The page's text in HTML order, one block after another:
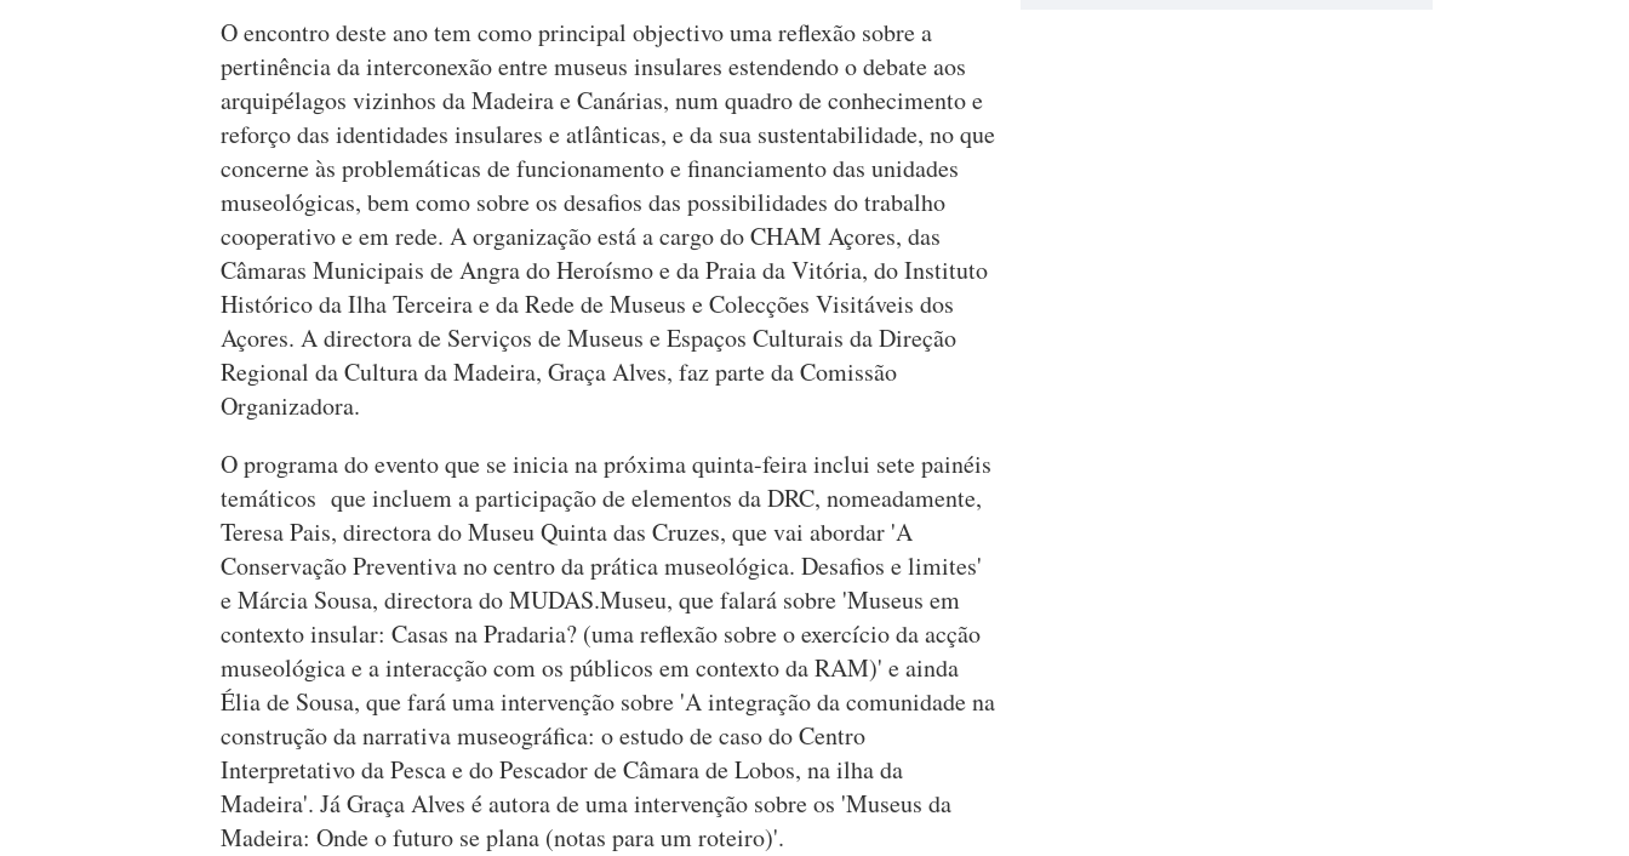
O encontro deste ano tem como principal objectivo uma reflexão sobre a
pertinência da interconexão entre museus insulares estendendo o debate aos
arquipélagos vizinhos da Madeira e Canárias, num quadro de conhecimento e
reforço das identidades insulares e atlânticas, e da sua sustentabilidade, no que
concerne às problemáticas de funcionamento e financiamento das unidades
museológicas, bem como sobre os desafios das possibilidades do trabalho
cooperativo e em rede. A organização está a cargo do CHAM Açores, das
Câmaras Municipais de Angra do Heroísmo e da Praia da Vitória, do Instituto
Histórico da Ilha Terceira e da Rede de Museus e Colecções Visitáveis dos
Açores. A directora de Serviços de Museus e Espaços Culturais da Direção
Regional da Cultura da Madeira, Graça Alves, faz parte da Comissão
Organizadora.
O programa do evento que se inicia na próxima quinta-feira inclui sete painéis
temáticos que incluem a participação de elementos da DRC, nomeadamente,
Teresa Pais, directora do Museu Quinta das Cruzes, que vai abordar 'A
Conservação Preventiva no centro da prática museológica. Desafios e limites'
e Márcia Sousa, directora do MUDAS.Museu, que falará sobre 'Museus em
contexto insular: Casas na Pradaria? (uma reflexão sobre o exercício da acção
museológica e a interacção com os públicos em contexto da RAM)' e ainda
Élia de Sousa, que fará uma intervenção sobre 'A integração da comunidade na
construção da narrativa museográfica: o estudo de caso do Centro
Interpretativo da Pesca e do Pescador de Câmara de Lobos, na ilha da
Madeira'. Já Graça Alves é autora de uma intervenção sobre os 'Museus da
Madeira: Onde o futuro se plana (notas para um roteiro)'.